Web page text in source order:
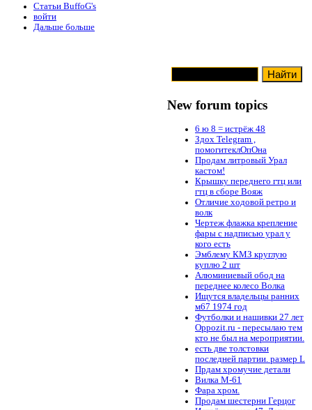
Статьи BuffoG's
войти
Дальше больше
New forum topics
6 ю 8 = истрёж 48
Здох Telegram ,
помогитеклОпОна
Продам литровый Урал
кастом!
Крышку переднего гтц или
гтц в сборе Вояж
Отличие ходовой ретро и
волк
Чертеж флажка крепление
фары с надписью урал у
кого есть
Эмблему КМЗ круглую
куплю 2 шт
Алюминиевый обод на
переднее колесо Волка
Ищутся владельцы ранних
м67 1974 год
Футболки и нашивки 27 лет
Oppozit.ru - пересылаю тем
кто не был на мероприятии.
есть две толстовки
последней партии. размер L
Прдам хромучие детали
Вилка М-61
Фара хром.
Продам шестерни Герцог